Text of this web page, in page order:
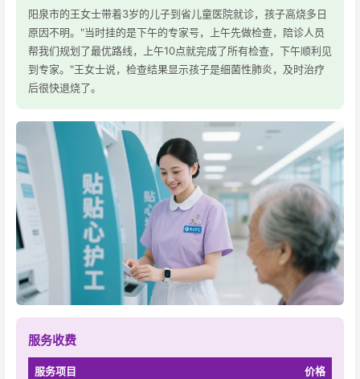
阳泉市的王女士带着3岁的儿子到省儿童医院就诊，孩子高烧多日
原因不明。"当时挂的是下午的专家号，上午先做检查，陪诊人员
帮我们规划了最优路线，上午10点就完成了所有检查，下午顺利见
到专家。"王女士说，检查结果显示孩子是细菌性肺炎，及时治疗
后很快退烧了。
服务收费
服务项目 价格